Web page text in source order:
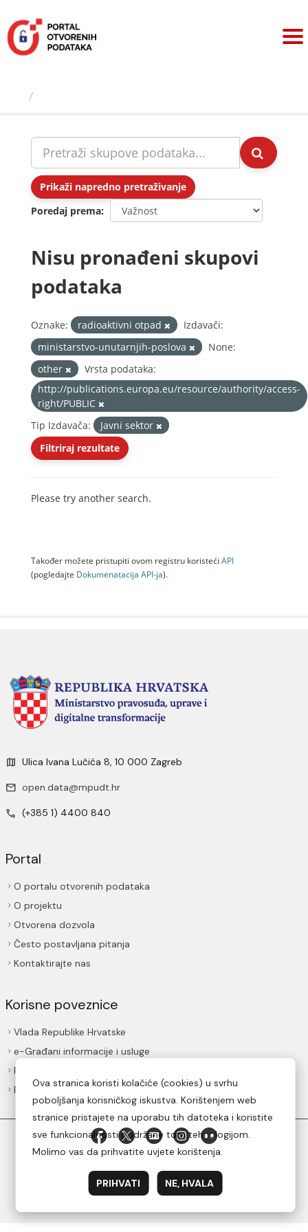
sadržaj
Prikaži napredno pretraživanje
Poredaj prema
Nisu pronađeni skupovi
podataka
Oznake: radioaktivni otpad
Izdavači:
ministarstvo-unutarnjih-poslova
None:
other
Vrsta podataka:
http://publications.europa.eu/resource/authority/access-
right/PUBLIC
Tip Izdavača:
Javni sektor
Filtriraj rezultate
Please try another search.
Također možete pristupiti ovom registru koristeći API
(pogledajte Dokumenаtаcijа API-jа).